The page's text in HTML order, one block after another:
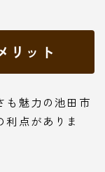
リット
も魅力の池田市
点がありま